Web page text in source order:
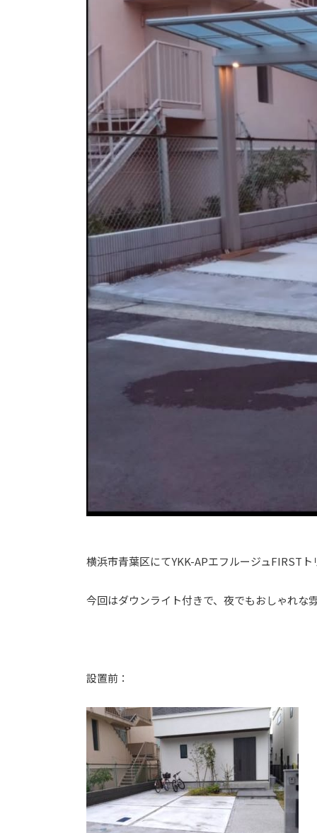
横浜市青葉区にてYKK-APエフルージュFIRST
今回はダウンライト付きで、夜でもおしゃれな
設置前：